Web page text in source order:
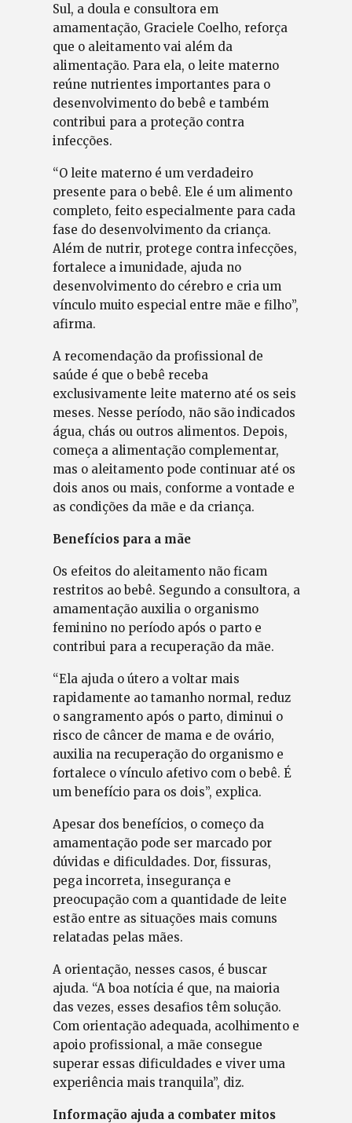
Sul, a doula e consultora em
amamentação, Graciele Coelho, reforça
que o aleitamento vai além da
alimentação. Para ela, o leite materno
reúne nutrientes importantes para o
desenvolvimento do bebê e também
contribui para a proteção contra
infecções.
“O leite materno é um verdadeiro
presente para o bebê. Ele é um alimento
completo, feito especialmente para cada
fase do desenvolvimento da criança.
Além de nutrir, protege contra infecções,
fortalece a imunidade, ajuda no
desenvolvimento do cérebro e cria um
vínculo muito especial entre mãe e filho”,
afirma.
A recomendação da profissional de
saúde é que o bebê receba
exclusivamente leite materno até os seis
meses. Nesse período, não são indicados
água, chás ou outros alimentos. Depois,
começa a alimentação complementar,
mas o aleitamento pode continuar até os
dois anos ou mais, conforme a vontade e
as condições da mãe e da criança.
Benefícios para a mãe
Os efeitos do aleitamento não ficam
restritos ao bebê. Segundo a consultora, a
amamentação auxilia o organismo
feminino no período após o parto e
contribui para a recuperação da mãe.
“Ela ajuda o útero a voltar mais
rapidamente ao tamanho normal, reduz
o sangramento após o parto, diminui o
risco de câncer de mama e de ovário,
auxilia na recuperação do organismo e
fortalece o vínculo afetivo com o bebê. É
um benefício para os dois”, explica.
Apesar dos benefícios, o começo da
amamentação pode ser marcado por
dúvidas e dificuldades. Dor, fissuras,
pega incorreta, insegurança e
preocupação com a quantidade de leite
estão entre as situações mais comuns
relatadas pelas mães.
A orientação, nesses casos, é buscar
ajuda. “A boa notícia é que, na maioria
das vezes, esses desafios têm solução.
Com orientação adequada, acolhimento e
apoio profissional, a mãe consegue
superar essas dificuldades e viver uma
experiência mais tranquila”, diz.
Informação ajuda a combater mitos